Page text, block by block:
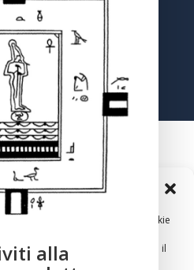
Cookie
utilizziamo tecnologie come i cookie
informazioni del dispositivo. Il
di elaborare dati come il
unici su questo sito. Non
alla